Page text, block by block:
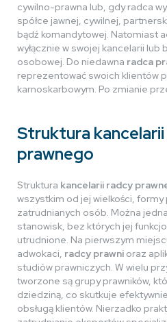
cywilno-prawna lub, gdy radca
spółce jawnej, cywilnej,
bądź komandytowej. Natomiast
wyłącznie w swojej kancelarii lub
osobowej. Do niedawna radca
reprezentować swoich klientów
karnoskarbowym. Po zmianie
Struktura
prawnego
Struktura kancelarii radcy
wszystkim od jej wielkości, formy
zatrudnianych osób. Można
stanowisk, bez których jej
utrudnione. Na pierwszym
adwokaci, radcy prawni oraz
studiów prawniczych. W wielu
tworzone są grupy prawników,
dziedziną, co skutkuje
obsługą klientów. Nierzadko